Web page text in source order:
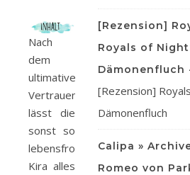
Nach
dem
ultimativen
Vertrauensbruch
lässt die
sonst so
lebensfrohe
Kira alles
[Rezension]
Royals of
Dämonenfluch
[Rezension]
Dämonenfluch
Calipa »
Romeo von